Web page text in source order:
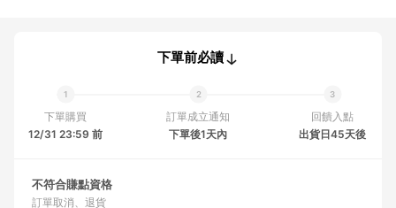
下單前必讀
下單購買
12/31 23:59 前
訂單成立通知
下單後1天內
回饋入點
出貨日45天後
不符合賺點資格
訂單取消、退貨